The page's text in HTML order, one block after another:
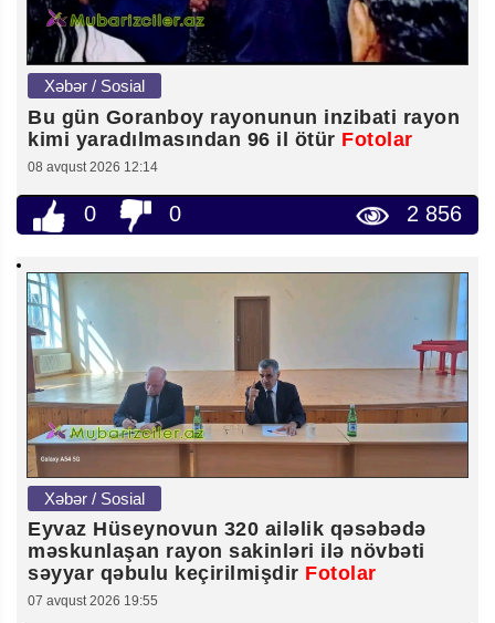
Xəbər / Sosial
Bu gün Goranboy rayonunun inzibati rayon
kimi yaradılmasından 96 il ötür Fotolar
08 avqust 2026 12:14
0 0 2 856
Xəbər / Sosial
Eyvaz Hüseynovun 320 ailəlik qəsəbədə
məskunlaşan rayon sakinləri ilə növbəti
səyyar qəbulu keçirilmişdir Fotolar
07 avqust 2026 19:55